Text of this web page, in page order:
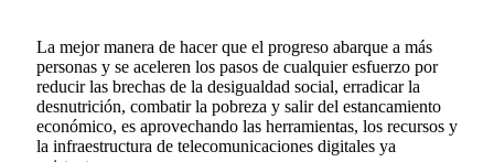
La mejor manera de hacer que el progreso abarque a más
personas y se aceleren los pasos de cualquier esfuerzo por
reducir las brechas de la desigualdad social, erradicar la
desnutrición, combatir la pobreza y salir del estancamiento
económico, es aprovechando las herramientas, los recursos y
la infraestructura de telecomunicaciones digitales ya